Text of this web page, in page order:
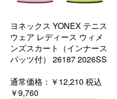
ヨネックス YONEX テニス
ウェア レディース ウィメ
ンズスカート（インナース
パッツ付） 26187 2026SS
通常価格： ￥12,210 税込
￥9,760